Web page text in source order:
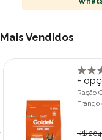
Mais Vendidos
+
Ração
R$